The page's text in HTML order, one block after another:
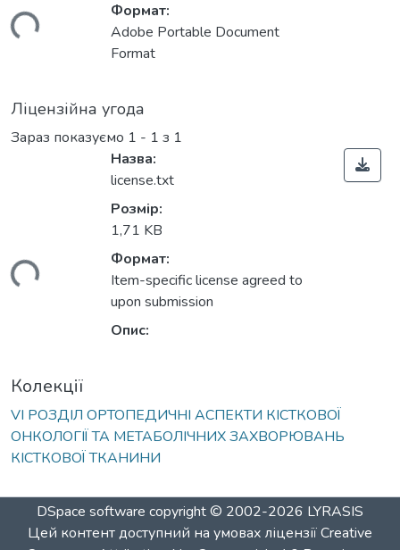
Формат:
Adobe Portable Document
Format
Ліцензійна угода
Зараз показуємо 1 - 1 з 1
Назва:
license.txt
Розмір:
1,71 KB
Формат:
Item-specific license agreed to
upon submission
Опис:
Колекції
VІ РОЗДІЛ ОРТОПЕДИЧНІ АСПЕКТИ КІСТКОВОЇ
ОНКОЛОГІЇ ТА МЕТАБОЛІЧНИХ ЗАХВОРЮВАНЬ
КІСТКОВОЇ ТКАНИНИ
DSpace software copyright © 2002-2026 LYRASIS
Цей контент доступний на умовах ліцензіїCreative